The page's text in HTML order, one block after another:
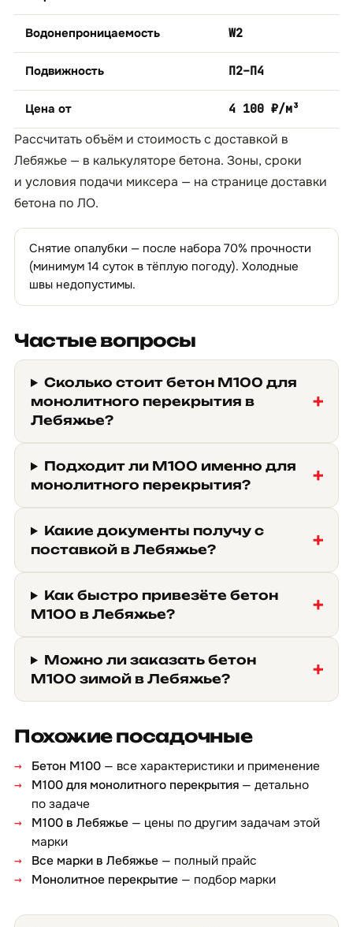
Водонепроницаемость W2
Подвижность П2–П4
Цена от 4 100 ₽/м³
Рассчитать объём и стоимость с доставкой в
Лебяжье — в калькуляторе бетона. Зоны, сроки
и условия подачи миксера — на страницедоставки
бетона по ЛО.
Снятие опалубки — после набора 70% прочности
(минимум 14 суток в тёплую погоду). Холодные
швы недопустимы.
Частые вопросы
Сколько стоит бетон М100 для
монолитного перекрытия в
Лебяжье?
Подходит ли М100 именно для
монолитного перекрытия?
Какие документы получу с
поставкой в Лебяжье?
Как быстро привезёте бетон
М100 в Лебяжье?
Можно ли заказать бетон
М100 зимой в Лебяжье?
Похожие посадочные
Бетон М100 — все характеристики и применение
М100 для монолитного перекрытия — детально
по задаче
М100 в Лебяжье — цены по другим задачам этой
марки
Все марки в Лебяжье — полный прайс
Монолитное перекрытие — подбор марки